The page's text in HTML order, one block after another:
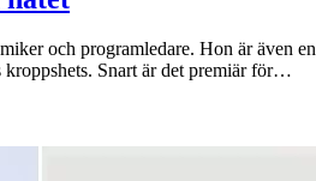
och programledare. Hon är
kroppshets. Snart är det premiär för…